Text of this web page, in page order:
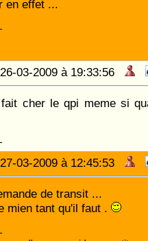
en effet ...
03-2009 à 19:33:56
cher le qpi meme si
03-2009 à 12:45:53
de transit ...
mien tant qu'il faut .